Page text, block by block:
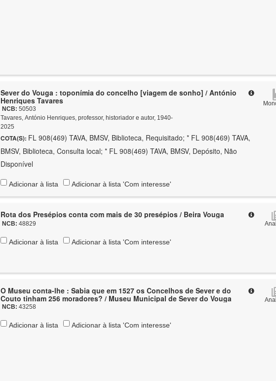
Sever do Vouga : toponímia do concelho [viagem de sonho] / António
Henriques Tavares
NCB:50503
Tavares, António Henriques, professor, historiador e autor, 1940-
2025
COTA(S): FL 908(469) TAVA, BMSV, Biblioteca, Requisitado; * FL 908(469) TAVA,
BMSV, Biblioteca, Consulta local; * FL 908(469) TAVA, BMSV, Depósito, Não
Disponível
Adicionar à lista Adicionar à lista 'Com interesse'
Rota dos Presépios conta com mais de 30 presépios / Beira Vouga
NCB:48829
Adicionar à lista Adicionar à lista 'Com interesse'
O Museu conta-lhe : Sabia que em 1527 os Concelhos de Sever e do
Couto tinham 256 moradores? / Museu Municipal de Sever do Vouga
NCB:43258
Adicionar à lista Adicionar à lista 'Com interesse'